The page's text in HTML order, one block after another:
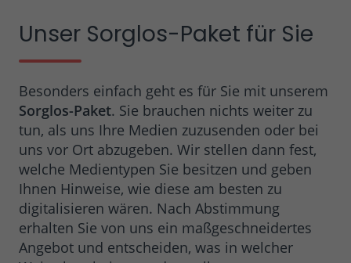
Unser Sorglos-Paket für Sie
Besonders einfach geht es für Sie mit unserem
Sorglos-Paket. Sie brauchen nichts weiter zu
tun, als uns Ihre Medien zuzusenden oder bei
uns vor Ort abzugeben. Wir stellen dann fest,
welche Medientypen Sie besitzen und geben
Ihnen Hinweise, wie diese am besten zu
digitalisieren wären. Nach Abstimmung
erhalten Sie von uns ein maßgeschneidertes
Angebot und entscheiden, was in welcher